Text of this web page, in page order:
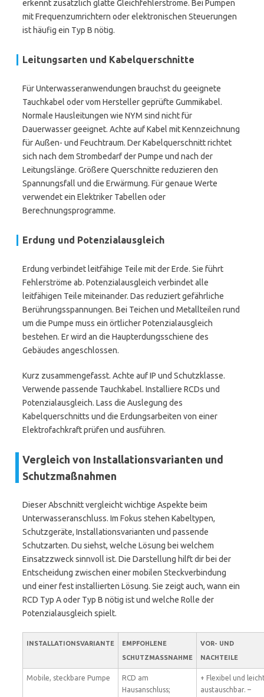
erkennt zusätzlich glatte Gleichfehlerströme. Bei Pumpen
mit Frequenzumrichtern oder elektronischen Steuerungen
ist häufig ein Typ B nötig.
Leitungsarten und Kabelquerschnitte
Für Unterwasseranwendungen brauchst du geeignete
Tauchkabel oder vom Hersteller geprüfte Gummikabel.
Normale Hausleitungen wie NYM sind nicht für
Dauerwasser geeignet. Achte auf Kabel mit Kennzeichnung
für Außen- und Feuchtraum. Der Kabelquerschnitt richtet
sich nach dem Strombedarf der Pumpe und nach der
Leitungslänge. Größere Querschnitte reduzieren den
Spannungsfall und die Erwärmung. Für genaue Werte
verwendet ein Elektriker Tabellen oder
Berechnungsprogramme.
Erdung und Potenzialausgleich
Erdung verbindet leitfähige Teile mit der Erde. Sie führt
Fehlerströme ab. Potenzialausgleich verbindet alle
leitfähigen Teile miteinander. Das reduziert gefährliche
Berührungsspannungen. Bei Teichen und Metallteilen rund
um die Pumpe muss ein örtlicher Potenzialausgleich
bestehen. Er wird an die Haupterdungsschiene des
Gebäudes angeschlossen.
Kurz zusammengefasst. Achte auf IP und Schutzklasse.
Verwende passende Tauchkabel. Installiere RCDs und
Potenzialausgleich. Lass die Auslegung des
Kabelquerschnitts und die Erdungsarbeiten von einer
Elektrofachkraft prüfen und ausführen.
Vergleich von Installationsvarianten und
Schutzmaßnahmen
Dieser Abschnitt vergleicht wichtige Aspekte beim
Unterwasseranschluss. Im Fokus stehen Kabeltypen,
Schutzgeräte, Installationsvarianten und passende
Schutzarten. Du siehst, welche Lösung bei welchem
Einsatzzweck sinnvoll ist. Die Darstellung hilft dir bei der
Entscheidung zwischen einer mobilen Steckverbindung
und einer fest installierten Lösung. Sie zeigt auch, wann ein
RCD Typ A oder Typ B nötig ist und welche Rolle der
Potenzialausgleich spielt.
INSTALLATIONSVARIANTE
EMPFOHLENE
SCHUTZMASSNAHME
VOR- UND
NACHTEILE
Mobile, steckbare Pumpe
RCD am
Hausanschluss;
+ Flexibel und
austauschbar. –